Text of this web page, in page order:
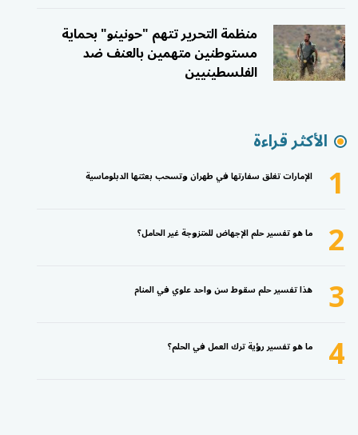
منظمة التحرير تتهم "حونينو" بحماية
مستوطنين متهمين بالعنف ضد
الفلسطينيين
الأكثر قراءة
1 الإمارات تغلق سفارتها في طهران وتسحب بعثتها الدبلوماسية
2 ما هو تفسير حلم الإجهاض للمتزوجة غير الحامل؟
3 هذا تفسير حلم سقوط سن واحد علوي في المنام
4 ما هو تفسير رؤية ترك العمل في الحلم؟